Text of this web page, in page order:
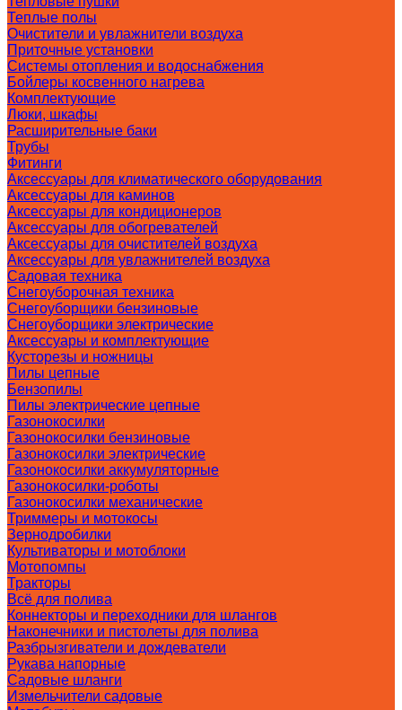
Теплые полы
Очистители и увлажнители воздуха
Приточные установки
Системы отопления и водоснабжения
Бойлеры косвенного нагрева
Комплектующие
Люки, шкафы
Расширительные баки
Трубы
Фитинги
Аксессуары для климатического оборудования
Аксессуары для каминов
Аксессуары для кондиционеров
Аксессуары для обогревателей
Аксессуары для очистителей воздуха
Аксессуары для увлажнителей воздуха
Садовая техника
Снегоуборочная техника
Снегоуборщики бензиновые
Снегоуборщики электрические
Аксессуары и комплектующие
Кусторезы и ножницы
Пилы цепные
Бензопилы
Пилы электрические цепные
Газонокосилки
Газонокосилки бензиновые
Газонокосилки электрические
Газонокосилки аккумуляторные
Газонокосилки-роботы
Газонокосилки механические
Триммеры и мотокосы
Зернодробилки
Культиваторы и мотоблоки
Мотопомпы
Тракторы
Всё для полива
Коннекторы и переходники для шлангов
Наконечники и пистолеты для полива
Разбрызгиватели и дождеватели
Рукава напорные
Садовые шланги
Измельчители садовые